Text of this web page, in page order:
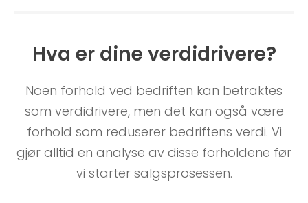
Hva er dine verdidrivere?
Noen forhold ved bedriften kan betraktes
som verdidrivere, men det kan også være
forhold som reduserer bedriftens verdi. Vi
gjør alltid en analyse av disse forholdene før
vi starter salgsprosessen.